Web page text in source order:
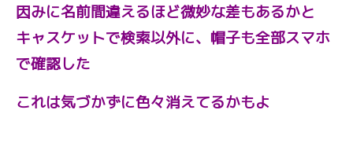
因みに名前間違えるほど微妙な差もあるかと
キャスケットで検索以外に、帽子も全部スマホ
で確認した
これは気づかずに色々消えてるかもよ